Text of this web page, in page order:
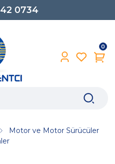
0734
0
Motor ve Motor Sürücüler